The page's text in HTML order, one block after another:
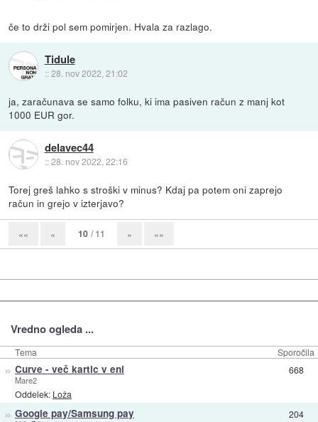
če to drži pol sem pomirjen. Hvala za razlago.
Tidule
::28. nov 2022, 21:02
ja, zaračunava se samo folku, ki ima pasiven račun z manj kot
1000 EUR gor.
delavec44
::28. nov 2022, 22:16
Torej greš lahko s stroški v minus? Kdaj pa potem oni zaprejo
račun in grejo v izterjavo?
«« « 10 / 11 » »»
Vredno ogleda ...
Tema Sporočila
» Curve - več kartic v eni
Mare2
Oddelek: Loža
668
» Google pay/Samsung pay 204